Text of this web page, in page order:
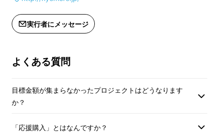
るちょこっとモレ。私たちが整体ショーツを企
「ちょこっとモレ」が挙がっていました。
になったのが、整体ショーツユーザーからの声
※製造工程上の都合、ご注文状況など
により出荷時期が遅れる場合がござい
実行者にメッセージ
よくある質問
目標金額が集まらなかったプロジェクトはどうなります
か？
「応援購入」とはなんですか？